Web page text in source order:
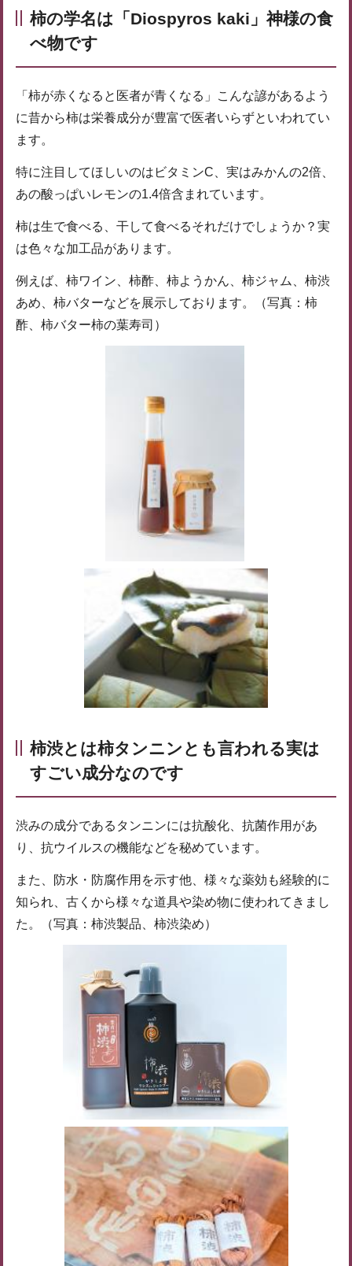
柿の学名は「Diospyros kaki」神様の食
べ物です
「柿が赤くなると医者が青くなる」こんな諺があるよう
に昔から柿は栄養成分が豊富で医者いらずといわれてい
ます。
特に注目してほしいのはビタミンC、実はみかんの2倍、
あの酸っぱいレモンの1.4倍含まれています。
柿は生で食べる、干して食べるそれだけでしょうか？実
は色々な加工品があります。
例えば、柿ワイン、柿酢、柿ようかん、柿ジャム、柿渋
あめ、柿バターなどを展示しております。（写真：柿
酢、柿バター柿の葉寿司）
柿渋とは柿タンニンとも言われる実は
すごい成分なのです
渋みの成分であるタンニンには抗酸化、抗菌作用があ
り、抗ウイルスの機能などを秘めています。
また、防水・防腐作用を示す他、様々な薬効も経験的に
知られ、古くから様々な道具や染め物に使われてきまし
た。（写真：柿渋製品、柿渋染め）